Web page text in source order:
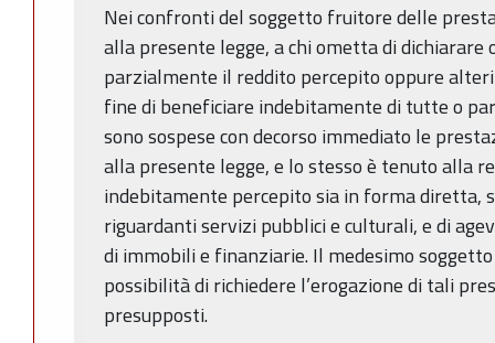
Nei confronti del soggetto fruitore delle
alla presente legge, a chi ometta di dichiarare
parzialmente il reddito percepito oppure
fine di beneficiare indebitamente di tutte o
sono sospese con decorso immediato le
alla presente legge, e lo stesso è tenuto alla
indebitamente percepito sia in forma diretta,
riguardanti servizi pubblici e culturali, e di
di immobili e finanziarie. Il medesimo
possibilità di richiedere l’erogazione di tali
presupposti.